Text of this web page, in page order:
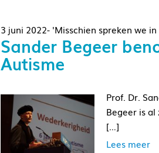
3 juni 2022- 'Misschien spreken we
Sander Begeer
Autisme
Prof. Dr.
Begeer is al
[…]
Lees meer